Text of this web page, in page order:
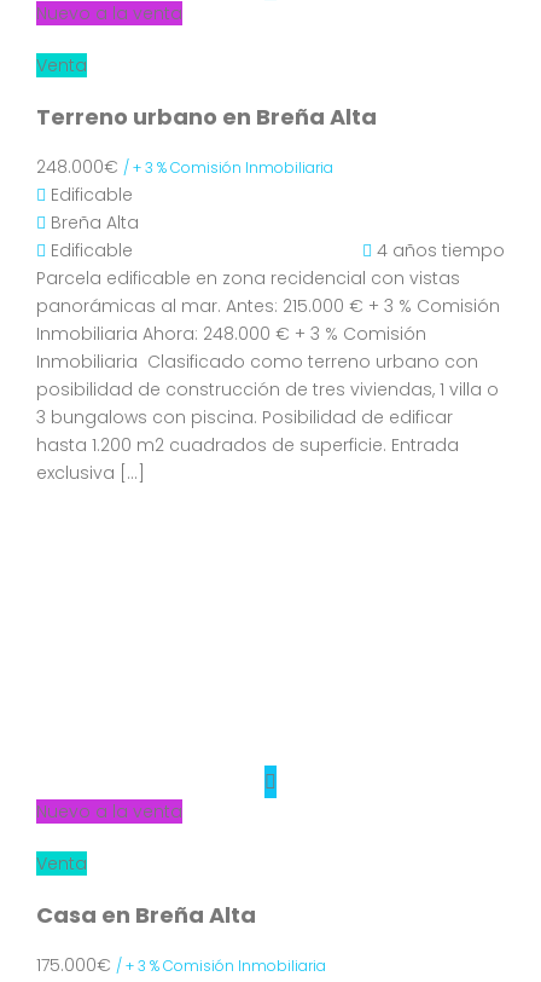
Nuevo a la venta
Venta
Terreno urbano en Breña Alta
248.000€ / + 3 % Comisión Inmobiliaria
Edificable
Breña Alta
Edificable
4 años tiempo
Parcela edificable en zona recidencial con vistas
panorámicas al mar. Antes: 215.000 € + 3 % Comisión
Inmobiliaria Ahora: 248.000 € + 3 % Comisión
Inmobiliaria Clasificado como terreno urbano con
posibilidad de construcción de tres viviendas, 1 villa o
3 bungalows con piscina. Posibilidad de edificar
hasta 1.200 m2 cuadrados de superficie. Entrada
exclusiva […]
Nuevo a la venta
Venta
Casa en Breña Alta
175.000€ / + 3 % Comisión Inmobiliaria